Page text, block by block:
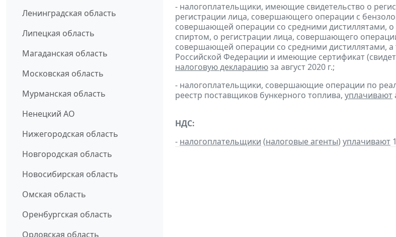
Ленинградская область
Липецкая область
Магаданская область
Московская область
Мурманская область
Ненецкий АО
Нижегородская область
Новгородская область
Новосибирская область
Омская область
Оренбургская область
Орловская область
- налогоплательщики, имеющие свидетельство о
регистрации лица, совершающего операции с
совершающей операции со средними дистиллятами,
спиртом, о регистрации лица, совершающего
совершающей операции со средними дистиллятами, а
Российской Федерации и имеющие сертификат
налоговую декларациюза август 2020 г.;
- налогоплательщики, совершающие операции по
реестр поставщиков бункерного топлива, уплачивают
НДС:
- налогоплательщики (налоговые агенты) уплачивают